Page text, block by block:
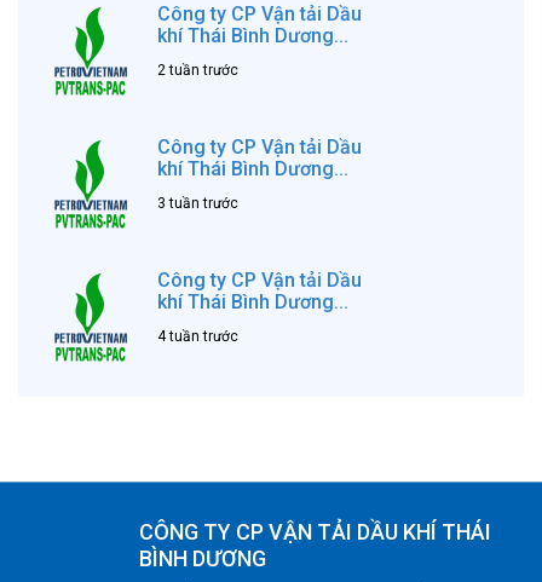
Công ty CP Vận tải Dầu
khí Thái Bình Dương...
2 tuần trước
Công ty CP Vận tải Dầu
khí Thái Bình Dương...
3 tuần trước
Công ty CP Vận tải Dầu
khí Thái Bình Dương...
4 tuần trước
CÔNG TY CP VẬN TẢI DẦU KHÍ THÁI
BÌNH DƯƠNG